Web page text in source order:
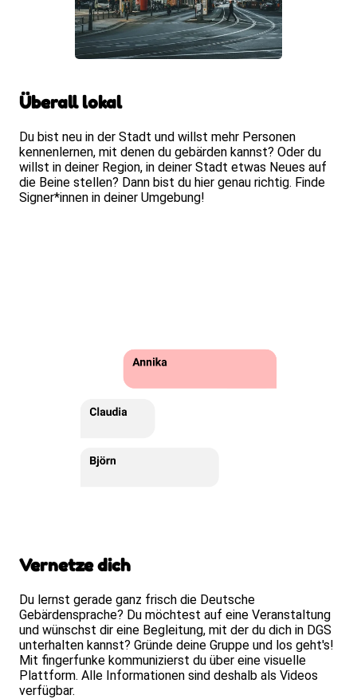
Überall lokal
Du bist neu in der Stadt und willst mehr Personen
kennenlernen, mit denen du gebärden kannst? Oder du
willst in deiner Region, in deiner Stadt etwas Neues auf
die Beine stellen? Dann bist du hier genau richtig. Finde
Signer*innen in deiner Umgebung!
Vernetze dich
Du lernst gerade ganz frisch die Deutsche
Gebärdensprache? Du möchtest auf eine Veranstaltung
und wünschst dir eine Begleitung, mit der du dich in DGS
unterhalten kannst? Gründe deine Gruppe und los geht's!
Mit fingerfunke kommunizierst du über eine visuelle
Plattform. Alle Informationen sind deshalb als Videos
verfügbar.